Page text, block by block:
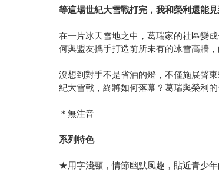
等這場世紀大雪戰打完，我和榮利還能
在一片冰天雪地之中，葛瑞家的社區變
何與盟友攜手打造前所未有的冰雪高牆
沒想到對手不是省油的燈，不僅施展聲
紀大雪戰，終將如何落幕？葛瑞與榮利
＊無注音
系列特色
★用字淺顯，情節幽默風趣，貼近青少年